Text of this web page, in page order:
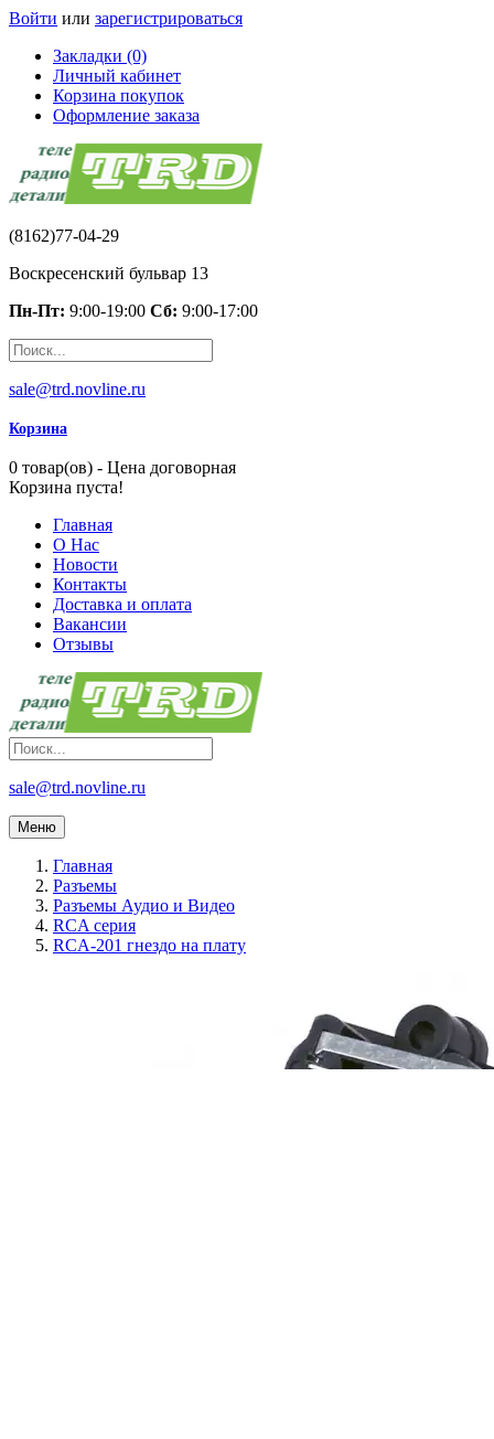
Войти или зарегистрироваться
Закладки (0)
Личный кабинет
Корзина покупок
Оформление заказа
(8162)77-04-29
Воскресенский бульвар 13
Пн-Пт: 9:00-19:00 Сб: 9:00-17:00
sale@trd.novline.ru
Корзина
0 товар(ов) - Цена договорная
Корзина пуста!
Главная
О Нас
Новости
Контакты
Доставка и оплата
Вакансии
Отзывы
sale@trd.novline.ru
Меню
Главная
Разъемы
Разъемы Аудио и Видео
RCA серия
RCA-201 гнездо на плату